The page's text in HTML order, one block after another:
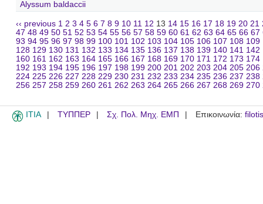
Alyssum baldaccii
‹‹ previous 1 2 3 4 5 6 7 8 9 10 11 12 13 14 15 16 17 18 19 20 21
47 48 49 50 51 52 53 54 55 56 57 58 59 60 61 62 63 64 65 66 67
93 94 95 96 97 98 99 100 101 102 103 104 105 106 107 108 109
128 129 130 131 132 133 134 135 136 137 138 139 140 141 142
160 161 162 163 164 165 166 167 168 169 170 171 172 173 174
192 193 194 195 196 197 198 199 200 201 202 203 204 205 206
224 225 226 227 228 229 230 231 232 233 234 235 236 237 238
256 257 258 259 260 261 262 263 264 265 266 267 268 269 270
ITIA ΤΥΠΠΕΡ Σχ. Πολ. Μηχ. ΕΜΠ Επικοινωνία: